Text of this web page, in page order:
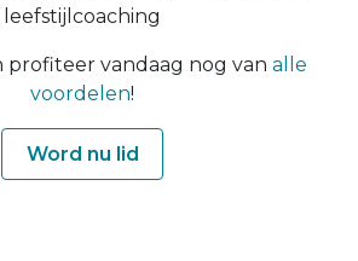
leefstijlcoaching
profiteer vandaag nog van alle
voordelen!
Word nu lid